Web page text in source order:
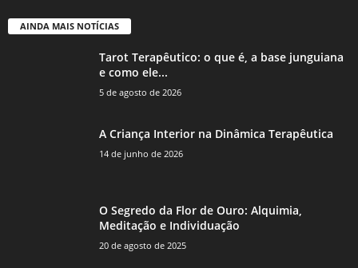
AINDA MAIS NOTÍCIAS
Tarot Terapêutico: o que é, a base junguiana
e como ele...
5 de agosto de 2026
A Criança Interior na Dinâmica Terapêutica
14 de junho de 2026
O Segredo da Flor de Ouro: Alquimia,
Meditação e Individuação
20 de agosto de 2025